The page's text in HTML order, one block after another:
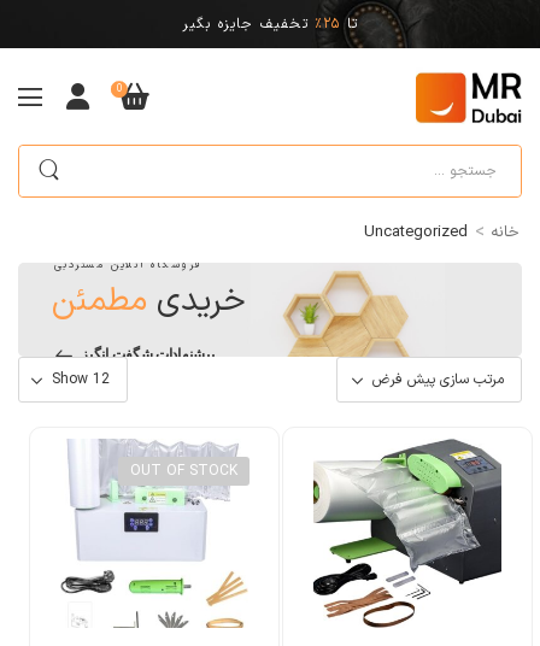
تا 25% تخفیف جایزه بگیر
0
خانه >
Uncategorized
فروشگاه آنلاین مستردبی
خریدی مطمئن
پیشنهادات شگفت انگیز
OUT OF STOCK